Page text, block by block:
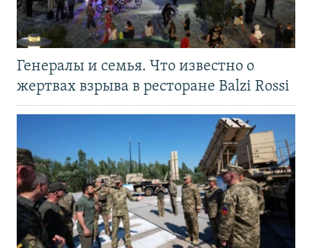
Генералы и семья. Что известно о
жертвах взрыва в ресторане Balzi Rossi